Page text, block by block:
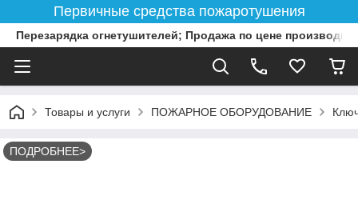
Первичные средства пожаротушения
Перезарядка огнетушителей; Продажа по цене
Товары и услуги ПОЖАРНОЕ ОБОРУДОВАНИЕ
ПОДРОБНЕЕ>